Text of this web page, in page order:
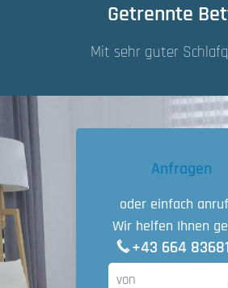
Anfragen
oder einfach
Wir helfen Ihnen
+43 664
Getrennte
Mit sehr guter